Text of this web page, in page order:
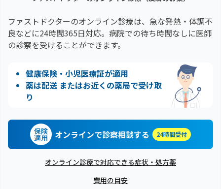
ファストドクターのオンライン診療は、急な発熱・体調不
良などに24時間365日対応。 病院での待ち時間なしに医師
の診察を受けることができます。
健康保険・小児医療証が適用
薬は配送 またはお近くの薬局で受け取
り
保険
適用 オンラインで診察相談する 24時間受付
オンライン診療で対応できる症状・処方薬
費用の目安